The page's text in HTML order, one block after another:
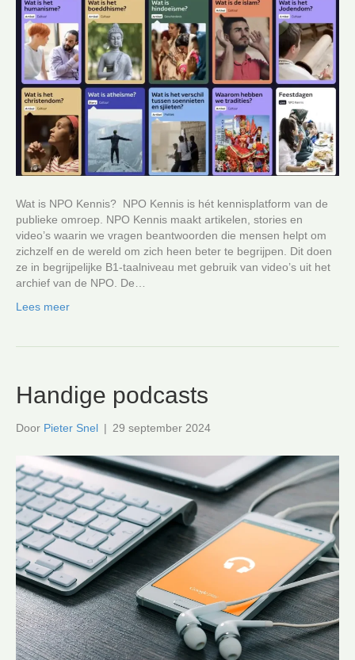
Wat is NPO Kennis? NPO Kennis is hét kennisplatform van de
publieke omroep. NPO Kennis maakt artikelen, stories en
video’s waarin we vragen beantwoorden die mensen helpt om
zichzelf en de wereld om zich heen beter te begrijpen. Dit doen
ze in begrijpelijke B1-taalniveau met gebruik van video’s uit het
archief van de NPO. De…
Lees meer
Handige podcasts
Door Pieter Snel | 29 september 2024